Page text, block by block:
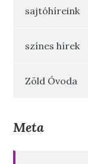
sajtóhíreink
színes hírek
Zöld Óvoda
Meta